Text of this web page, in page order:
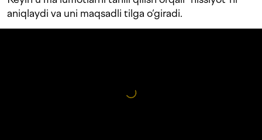
aniqlaydi va uni maqsadli tilga o‘giradi.